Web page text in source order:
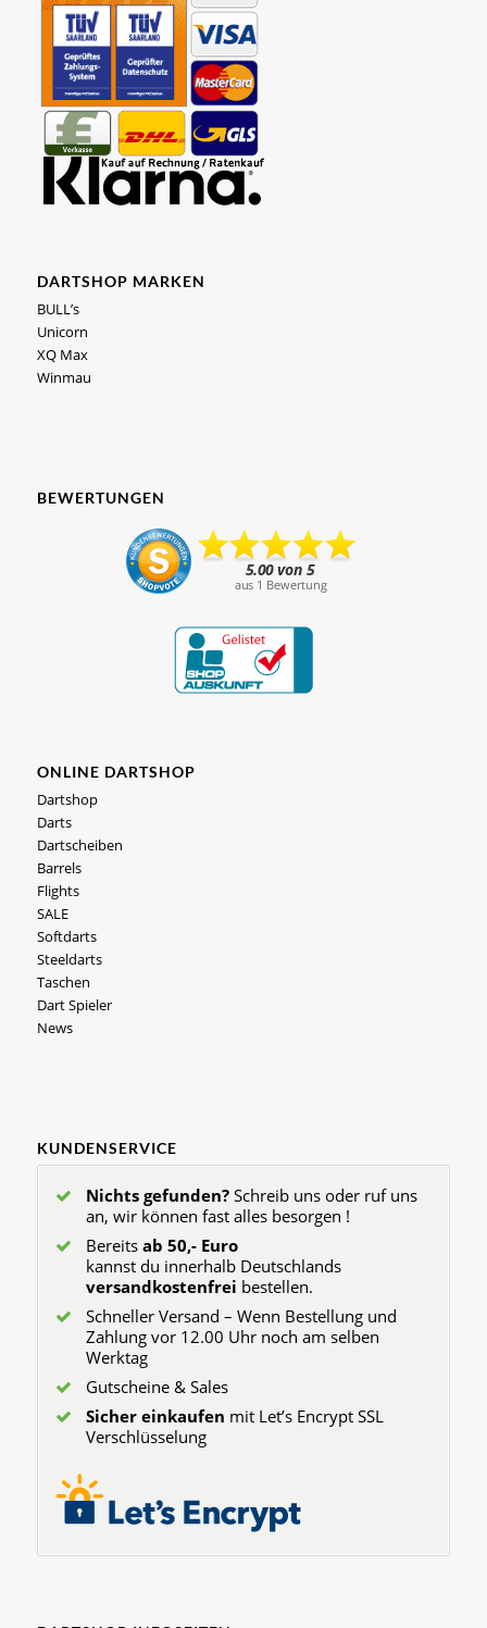
DARTSHOP MARKEN
BULL’s
Unicorn
XQ Max
Winmau
BEWERTUNGEN
ONLINE DARTSHOP
Dartshop
Darts
Dartscheiben
Barrels
Flights
SALE
Softdarts
Steeldarts
Taschen
Dart Spieler
News
KUNDENSERVICE
Nichts gefunden?Schreib uns oder ruf uns
an, wir können fast alles besorgen !
Bereits ab 50,- Euro
kannst du innerhalb Deutschlands
versandkostenfrei bestellen.
Schneller Versand – Wenn Bestellung und
Zahlung vor 12.00 Uhr noch am selben
Werktag
Gutscheine & Sales
Sicher einkaufen mit Let’s Encrypt SSL
Verschlüsselung